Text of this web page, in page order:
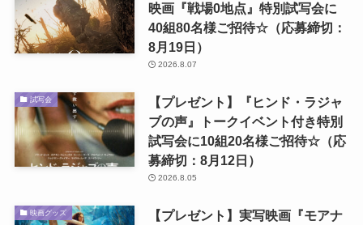
映画『戦場0地点』特別試写会に
40組80名様ご招待☆（応募締切：
8月19日）
2026.8.07
試写会
【プレゼント】『ヒンド・ラジャ
ブの声』トークイベント付き特別
試写会に10組20名様ご招待☆（応
募締切：8月12日）
2026.8.05
映画グッズ 【プレゼント】実写映画『モアナ